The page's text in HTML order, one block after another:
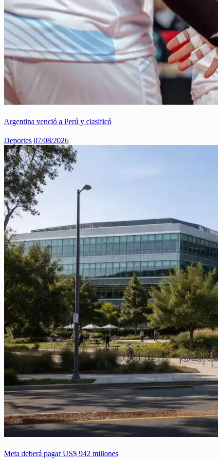
Argentina venció a Perú y clasificó
Deportes 07/08/2026
Meta deberá pagar US$ 942 millones